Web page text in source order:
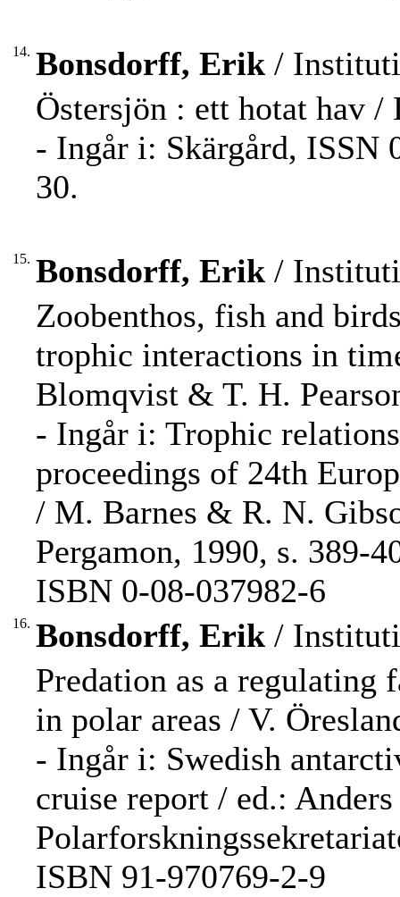
14. Bonsdorff, Erik /
Östersjön : ett hotat hav
- Ingår i: Skärgård, ISSN
30.
15. Bonsdorff, Erik /
Zoobenthos, fish and
trophic interactions in
Blomqvist & T. H.
- Ingår i: Trophic
proceedings of 24th
/ M. Barnes & R. N.
Pergamon, 1990, s. 389-
ISBN 0-08-037982-6
16. Bonsdorff, Erik /
Predation as a regulating
in polar areas / V.
- Ingår i: Swedish
cruise report / ed.:
ISBN 91-970769-2-9